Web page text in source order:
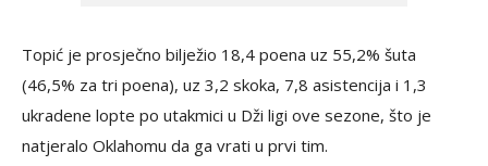
Topić je prosječno bilježio 18,4 poena uz 55,2% šuta
(46,5% za tri poena), uz 3,2 skoka, 7,8 asistencija i 1,3
ukradene lopte po utakmici u Dži ligi ove sezone, što je
natjeralo Oklahomu da ga vrati u prvi tim.